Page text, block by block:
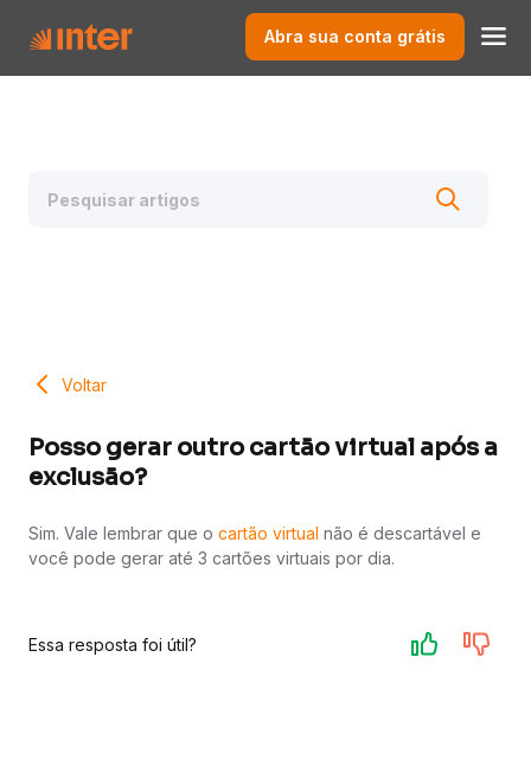
Abra sua conta grátis
Voltar
Posso gerar outro cartão virtual após a
exclusão?
Sim. Vale lembrar que o cartão virtual não é descartável e
você pode gerar até 3 cartões virtuais por dia.
Essa resposta foi útil?